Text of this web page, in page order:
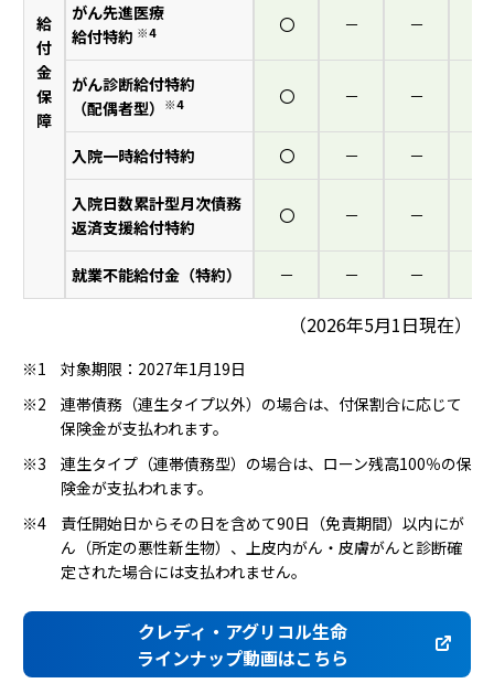
給
付
金
保
障
がん先進医療
給付特約 ※4 〇 － －
がん診断給付特約
（配偶者型）
※4 〇 － －
入院一時給付特約 〇 － －
入院日数累計型月次債務
返済支援給付特約
〇 － －
就業不能給付金（特約） － － －
（2026年5月1日現在）
対象期限：2027年1月19日
連帯債務（連生タイプ以外）の場合は、付保割合に応じて
保険金が支払われます。
連生タイプ（連帯債務型）の場合は、ローン残高100％の保
険金が支払われます。
責任開始日からその日を含めて90日（免責期間）以内にが
ん（所定の悪性新生物）、上皮内がん・皮膚がんと診断確
定された場合には支払われません。
クレディ・アグリコル生命
ラインナップ動画はこちら